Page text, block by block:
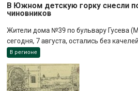
В Южном детскую горку снесли
чиновников
Жители дома №39 по бульвару Гусева
сегодня, 7 августа, остались без качелей
В регионе